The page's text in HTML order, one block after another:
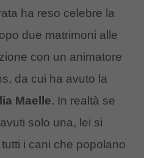
ha reso celebre la
due matrimoni alle
con un animatore
da cui ha avuto la
Maelle. In realtà se
solo una, lei si
i cani che popolano